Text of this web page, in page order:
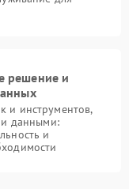
решение и
и инструментов,
данными:
и